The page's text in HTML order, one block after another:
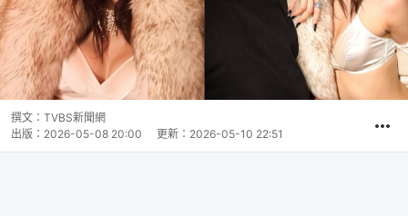
撰文： TVBS新聞網
出版： 2026-05-08 20:00 更新： 2026-05-10 22:51